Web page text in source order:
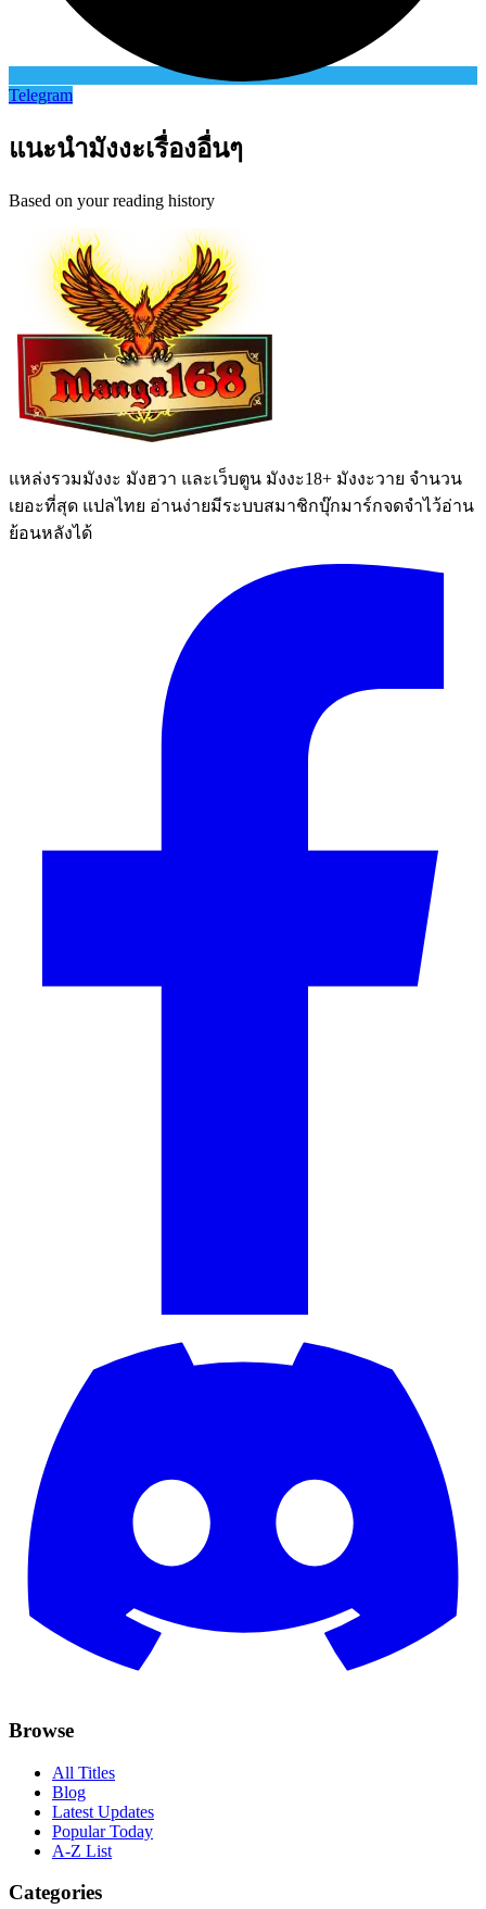
Telegram
แนะนำมังงะเรื่องอื่นๆ
Based on your reading history
แหล่งรวมมังงะ มังฮวา และเว็บตูน มังงะ18+ มังงะวาย จำนวน
เยอะที่สุด แปลไทย อ่านง่ายมีระบบสมาชิกบุ๊กมาร์กจดจำไว้อ่าน
ย้อนหลังได้
Browse
All Titles
Blog
Latest Updates
Popular Today
A-Z List
Categories